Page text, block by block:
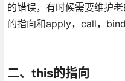
的错误，有时候需要维护
的指向和apply，call，bind
二、this的指向